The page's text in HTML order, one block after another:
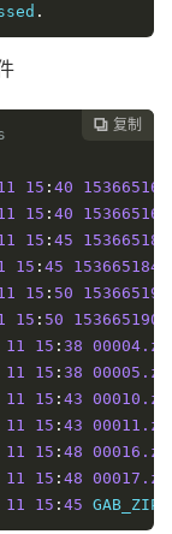
.
 复制
15 : 40
15 : 40
15 : 45
15 : 45
15 : 50
15 : 50
11 15 : 38
11 15 : 38
11 15 : 43
11 15 : 43
11 15 : 48
11 15 : 48
11 15 : 45